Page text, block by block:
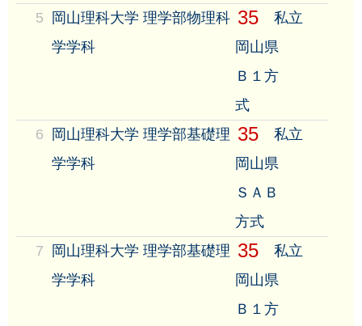
5
岡山理科大学 理学部物理科
学学科
35
私立
岡山県
Ｂ１方
式
6
岡山理科大学 理学部基礎理
学学科
35
私立
岡山県
ＳＡＢ
方式
7
岡山理科大学 理学部基礎理
学学科
35
私立
岡山県
Ｂ１方